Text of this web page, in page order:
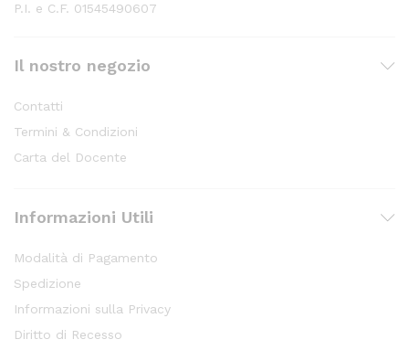
P.I. e C.F. 01545490607
Il nostro negozio
Contatti
Termini & Condizioni
Carta del Docente
Informazioni Utili
Modalità di Pagamento
Spedizione
Informazioni sulla Privacy
Diritto di Recesso